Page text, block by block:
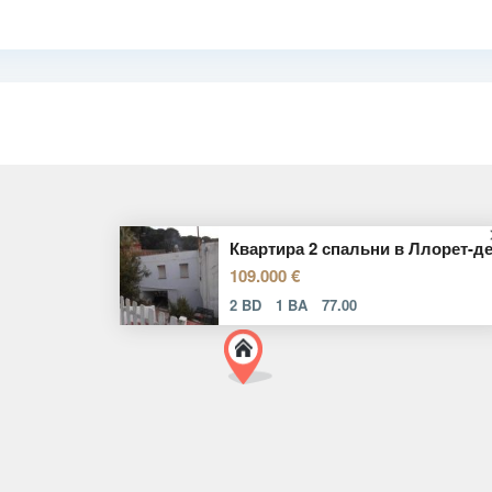
Квартира 2 спальни в Ллорет-де
109.000 €
2 BD 1 BA 77.00